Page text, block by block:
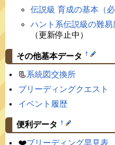
伝説級 育成の基本（必
ハント系伝説級の難易
（更新停止中）
その他基本データ †
📃系統図交換所
ブリーディングクエスト
イベント履歴
便利データ †
❤️ブリーディング早見表